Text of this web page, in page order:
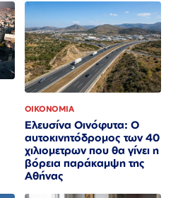
ΟΙΚΟΝΟΜΙΑ
Ελευσίνα Οινόφυτα: Ο
αυτοκινητόδρομος των 40
χιλιομετρων που θα γίνει η
βόρεια παράκαμψη της
Αθήνας